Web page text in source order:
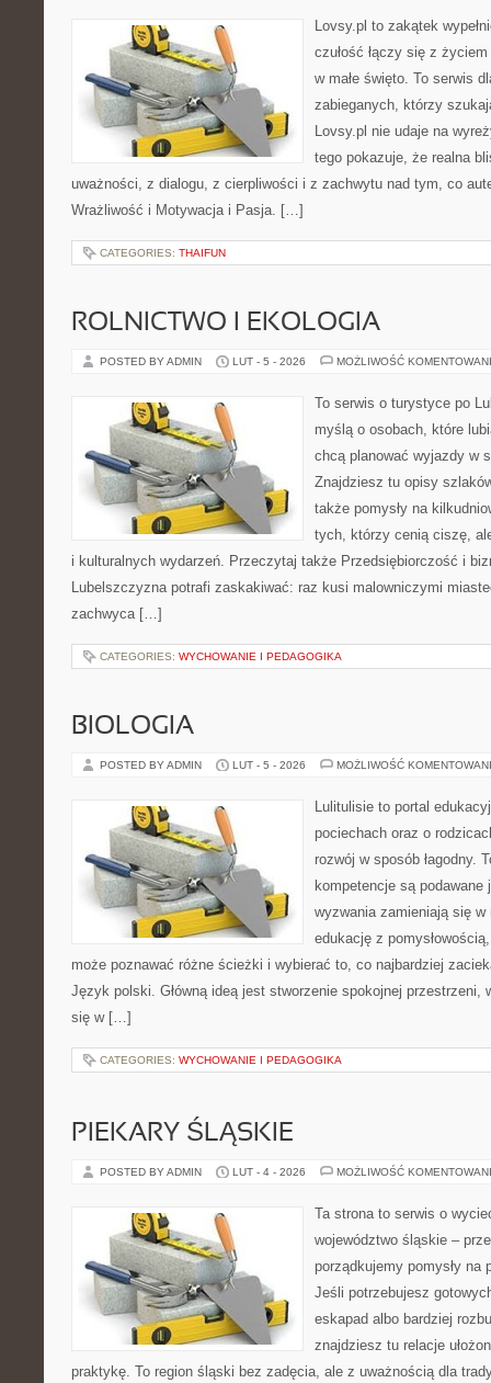
Lovsy.pl to zakątek
czułość łączy się z
w małe święto. To serwis
zabieganych, którzy
Lovsy.pl nie udaje na
tego pokazuje, że realna
uważności, z dialogu, z cierpliwości i z zachwytu nad tym, co
Wrażliwość i Motywacja i Pasja. […]
CATEGORIES: THAIFUN
ROLNICTWO I EKOLOGIA
POSTED BY ADMIN LUT - 5 - 2026 MOŻLIWOŚĆ
To serwis o turystyce po
myślą o osobach, które
chcą planować wyjazdy w
Znajdziesz tu opisy
także pomysły na
tych, którzy cenią ciszę,
i kulturalnych wydarzeń. Przeczytaj także Przedsiębiorczość i
Lubelszczyzna potrafi zaskakiwać: raz kusi malowniczymi
zachwyca […]
CATEGORIES: WYCHOWANIE I PEDAGOGIKA
BIOLOGIA
POSTED BY ADMIN LUT - 5 - 2026 MOŻLIWOŚĆ
Lulitulisie to portal
pociechach oraz o
rozwój w sposób łagodny.
kompetencje są
wyzwania zamieniają się w
edukację z
może poznawać różne ścieżki i wybierać to, co najbardziej
Język polski. Główną ideą jest stworzenie spokojnej przestrzeni,
się w […]
CATEGORIES: WYCHOWANIE I PEDAGOGIKA
PIEKARY ŚLĄSKIE
POSTED BY ADMIN LUT - 4 - 2026 MOŻLIWOŚĆ
Ta strona to serwis o
województwo śląskie –
porządkujemy pomysły na
Jeśli potrzebujesz
eskapad albo bardziej
znajdziesz tu relacje
praktykę. To region śląski bez zadęcia, ale z uważnością dla